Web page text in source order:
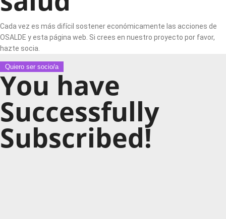
Cada vez es más difícil sostener económicamente las acciones de
OSALDE y esta página web. Si crees en nuestro proyecto por favor,
hazte socia.
Quiero ser socio/a
You have
Successfully
Subscribed!